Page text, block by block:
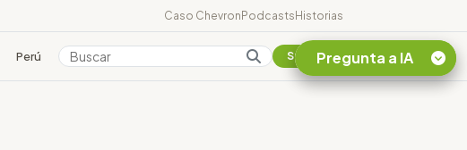
Caso ChevronPodcastsHistorias
Perú Colombia SuscribirsePregunta a IA